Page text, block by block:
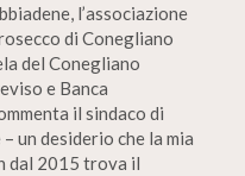
l’associazione
di Conegliano
del Conegliano
e Banca
il sindaco di
un desiderio che la mia
dal 2015 trova il